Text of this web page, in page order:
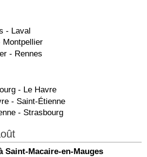
- Laval
Montpellier
- Rennes
- Le Havre
- Saint-Étienne
- Strasbourg
Saint-Macaire-en-Mauges